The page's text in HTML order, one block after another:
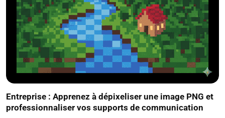
Entreprise : Apprenez à dépixeliser une image PNG et
professionnaliser vos supports de communication